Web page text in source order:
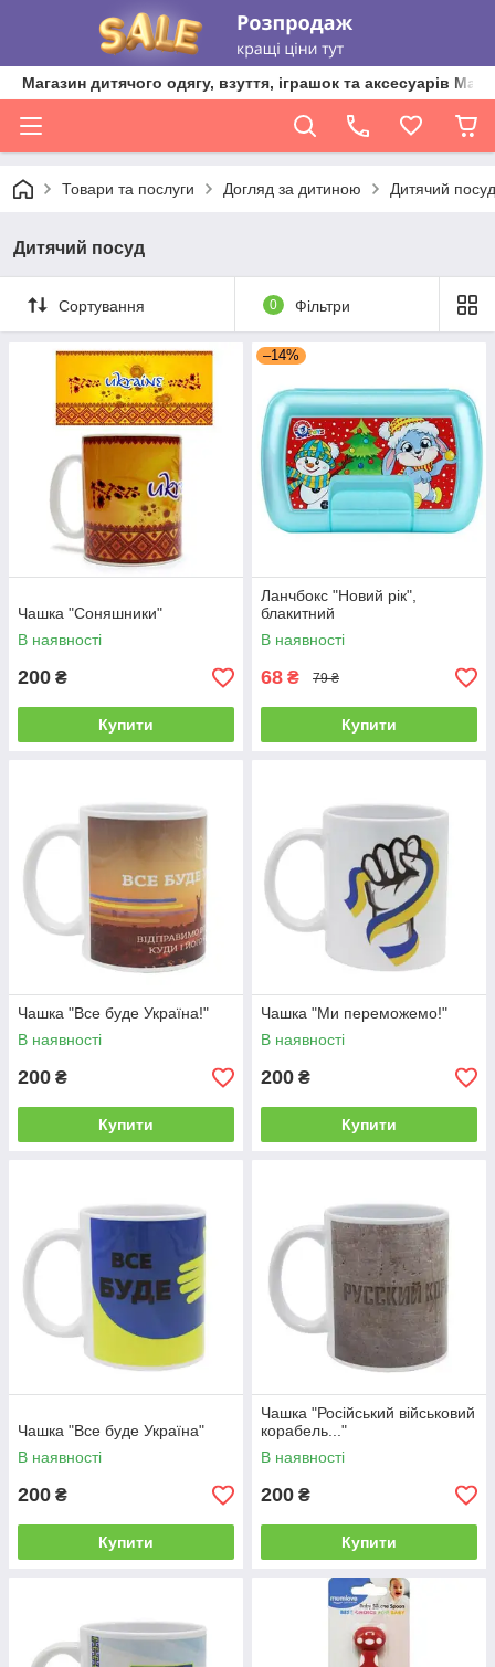
Магазин дитячого одягу, взуття, іграшок та аксесуарів
Товари та послуги Догляд за дитиною Дитячий посуд
Дитячий посуд
Сортування 0 Фільтри
Чашка "Соняшники"
В наявності
200 ₴
Купити
–14%
Ланчбокс "Новий рік",
блакитний
В наявності
68 ₴ 79 ₴
Купити
Чашка "Все буде Україна!"
В наявності
200 ₴
Купити
Чашка "Ми переможемо!"
В наявності
200 ₴
Купити
Чашка "Все буде Україна"
В наявності
200 ₴
Купити
Чашка "Російський військовий
корабель..."
В наявності
200 ₴
Купити